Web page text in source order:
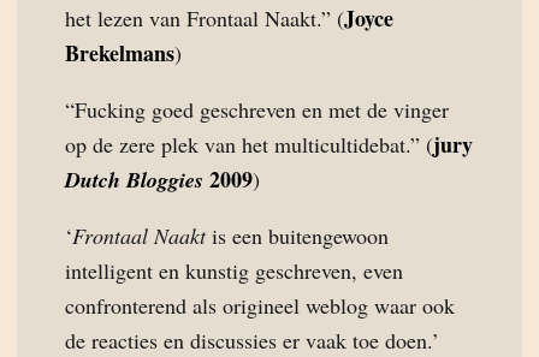
het lezen van Frontaal Naakt.” (Joyce
Brekelmans)
“Fucking goed geschreven en met de vinger
op de zere plek van het multicultidebat.” (jury
Dutch Bloggies 2009)
‘Frontaal Naaktis een buitengewoon
intelligent en kunstig geschreven, even
confronterend als origineel weblog waar ook
de reacties en discussies er vaak toe doen.’